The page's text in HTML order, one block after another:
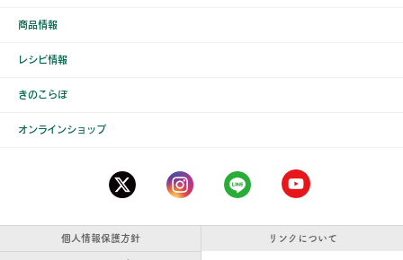
商品情報
レシピ情報
きのこらぼ
オンラインショップ
個人情報保護方針 リンクについて